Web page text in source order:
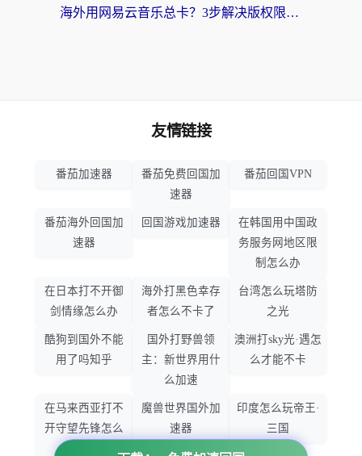
海外用网易云音乐总卡？3步解决版权限制+卡顿，还能听喜马拉雅！
友情链接
番茄加速器
番茄免费回国加
速器
番茄回国VPN
番茄海外回国加
速器
回国游戏加速器
在韩国用中国政
务服务网地区限
制怎么办
在日本打不开御
剑情缘怎么办
海外打黑色幸存
者怎么不卡了
台湾怎么玩塔防
之光
酷狗到国外不能
用了吗知乎
国外打野兽领
主：新世界用什
么加速
澳洲打sky光·遇怎
么才能不卡
在马来西亚打不
开守望先锋怎么
魔兽世界国外加
速器
印度怎么玩帝王·
三国